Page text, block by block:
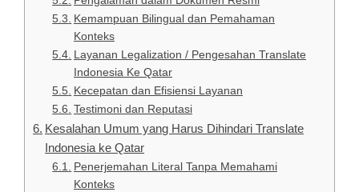
Kemampuan Bilingual dan Pemahaman
Konteks
Layanan Legalization / Pengesahan Translate
Indonesia Ke Qatar
Kecepatan dan Efisiensi Layanan
Testimoni dan Reputasi
Kesalahan Umum yang Harus Dihindari Translate
Indonesia ke Qatar
Penerjemahan Literal Tanpa Memahami
Konteks